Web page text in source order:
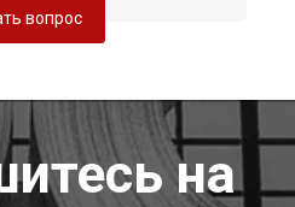
вопрос
на